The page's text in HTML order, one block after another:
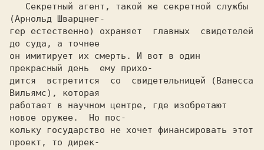
(Арнольд Шварцнег-
гер естественно) охраняет  главных  свидетелей
до суда, а точнее
он имитирует их смерть. И вот в один
прекрасный день  ему прихо-
дится  встретится  со  свидетельницей (Ванесса
Вильямс), которая
работает в научном центре, где изобретают
новое оружее.  Но пос-
кольку государство не хочет финансировать этот
проект, то дирек-